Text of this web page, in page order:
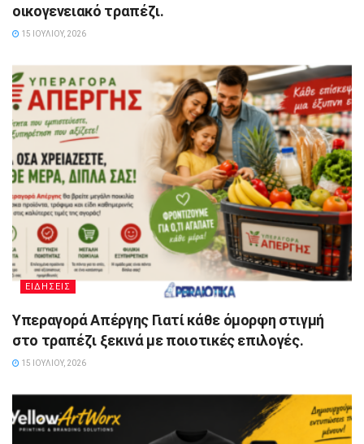
οικογενειακό τραπέζι.
15 ΙΟΥΛΊΟΥ, 2026
ΕΙΔΗΣΕΙΣ
Υπεραγορά Απέργης Γιατί κάθε όμορφη στιγμή
στο τραπέζι ξεκινά με ποιοτικές επιλογές.
15 ΙΟΥΛΊΟΥ, 2026